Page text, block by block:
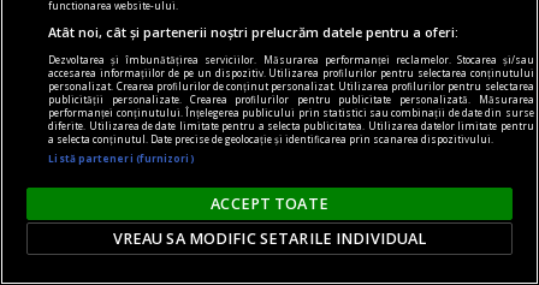
Etică, biologie şi interese - interviu cu Peter
SINGER -
Filozof şi bioetician, profesor la Universitatea
functionarea website-ului.
Atât noi, cât și partenerii noștri prelucrăm datele pentru a oferi:
Dezvoltarea și îmbunătățirea serviciilor. Măsurarea performanței reclamelor. Stocarea și/sau
accesarea informațiilor de pe un dispozitiv. Utilizarea profilurilor pentru selectarea conținutului
personalizat. Crearea profilurilor de conținut personalizat. Utilizarea profilurilor pentru selectarea
publicității personalizate. Crearea profilurilor pentru publicitate personalizată. Măsurarea
performanței conținutului. Înțelegerea publicului prin statistici sau combinații de date din surse
diferite. Utilizarea de date limitate pentru a selecta publicitatea. Utilizarea datelor limitate pentru
a selecta conținutul. Date precise de geolocație și identificarea prin scanarea dispozitivului.
Listă parteneri (furnizori)
ACCEPT TOATE
VREAU SA MODIFIC SETARILE INDIVIDUAL